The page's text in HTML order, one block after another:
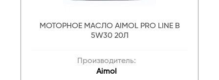
МОТОРНОЕ МАСЛО AIMOL PRO LINE B
5W30 20Л
Производитель:
Aimol